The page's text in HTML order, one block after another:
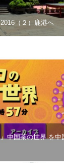
（２）鹿港へ
中国茶の世界 を中